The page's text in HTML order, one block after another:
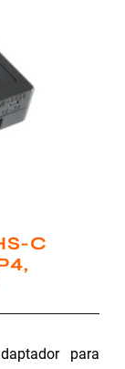
C
para